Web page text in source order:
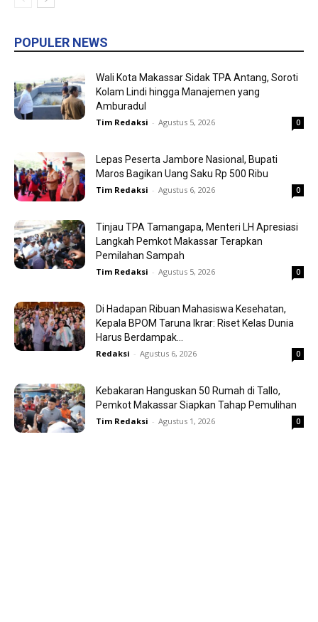
POPULER NEWS
Wali Kota Makassar Sidak TPA Antang, Soroti
Kolam Lindi hingga Manajemen yang
Amburadul
Tim Redaksi - Agustus 5, 2026 0
Lepas Peserta Jambore Nasional, Bupati
Maros Bagikan Uang Saku Rp 500 Ribu
Tim Redaksi - Agustus 6, 2026 0
Tinjau TPA Tamangapa, Menteri LH Apresiasi
Langkah Pemkot Makassar Terapkan
Pemilahan Sampah
Tim Redaksi - Agustus 5, 2026 0
Di Hadapan Ribuan Mahasiswa Kesehatan,
Kepala BPOM Taruna Ikrar: Riset Kelas Dunia
Harus Berdampak...
Redaksi - Agustus 6, 2026 0
Kebakaran Hanguskan 50 Rumah di Tallo,
Pemkot Makassar Siapkan Tahap Pemulihan
Tim Redaksi - Agustus 1, 2026 0